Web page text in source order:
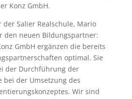
Konz GmbH.
Salier Realschule, Mario
den neuen Bildungspartner:
GmbH ergänzen die bereits
optimal. Sie
der Durchführung der
bei der Umsetzung des
Wir sind